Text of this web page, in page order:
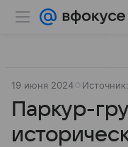
19 июня 2024 Источник:
Паркур-